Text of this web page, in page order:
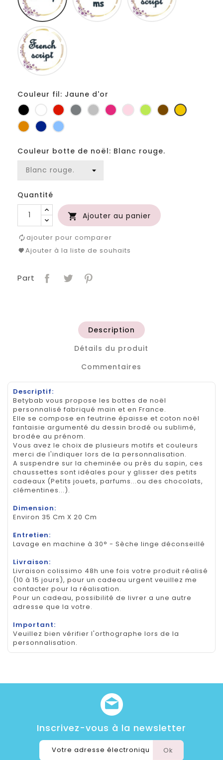
Couleur fil: Jaune d'or
Noir BlancRougeGris
foncé
Gris
clair
Fuchsia
RoseAnis MarronJaune
d'or
OrangeMarineBleu
Couleur botte de noël: Blanc rouge.
Quantité
 Ajouter au panier
ajouter pour comparer
Ajouter à la liste de souhaits
Part
Description
Détails du produit
Commentaires
Descriptif:
Betybab vous propose les bottes de noël
personnalisé fabriqué main et en France.
Elle se compose en feutrine épaisse et coton noël
fantaisie argumenté du dessin brodé ou sublimé,
brodée au prénom.
Vous avez le choix de plusieurs motifs et couleurs
merci de l'indiquer lors de la personnalisation.
A suspendre sur la cheminée ou près du sapin, ces
chaussettes sont idéales pour y glisser des petits
cadeaux (Petits jouets, parfums...ou des chocolats,
clémentines...).
Dimension:
Environ 35 Cm X 20 Cm
Entretien:
Lavage en machine à 30° - Sèche linge déconseillé
Livraison:
Livraison colissimo 48h une fois votre produit réalisé
(10 à 15 jours), pour un cadeau urgent veuillez me
contacter pour la réalisation.
Pour un cadeau, possibilité de livrer a une autre
adresse que la votre.
Important:
Veuillez bien vérifier l'orthographe lors de la
personnalisation.
Inscrivez-vous à la newsletter